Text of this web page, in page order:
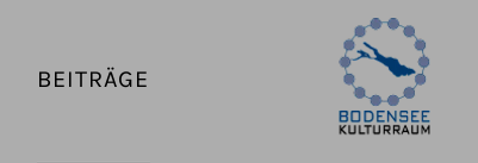
BEITRÄGE